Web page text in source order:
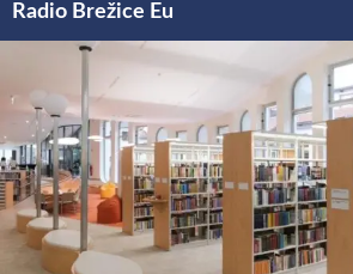
Radio Brežice Eu